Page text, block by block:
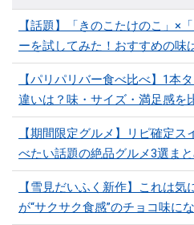
【話題】「きのこたけのこ」×
ーを試してみた！おすすめの味
【パリパリバー食べ比べ】1本
違いは？味・サイズ・満足感を
【期間限定グルメ】リピ確定
べたい話題の絶品グルメ3選ま
【雪見だいふく新作】これは
が“サクサク食感”のチョコ味に